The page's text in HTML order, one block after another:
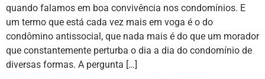
quando falamos em boa convivência nos condomínios. E
um termo que está cada vez mais em voga é o do
condômino antissocial, que nada mais é do que um morador
que constantemente perturba o dia a dia do condomínio de
diversas formas. A pergunta […]